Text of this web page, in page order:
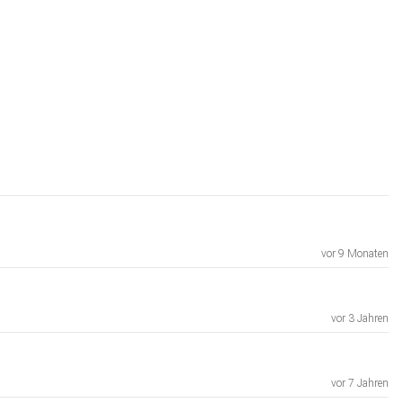
vor 9 Monaten
vor 3 Jahren
vor 7 Jahren